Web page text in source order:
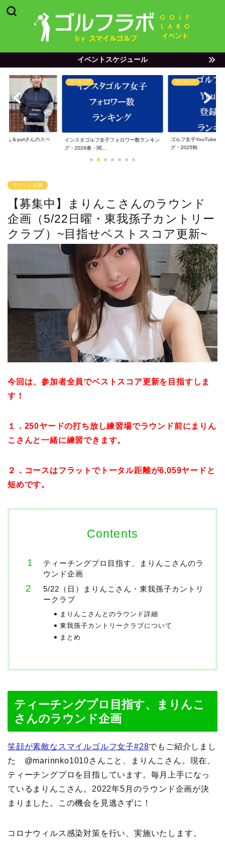
イベントスケジュール
ん＆yuriさんのスペ
ランキング
インスタゴルフ女子フォロワー数ランキン
グ・2026春・関...
ランキング
ゴルフ女子YouTube登
グ・2025秋
ラウンド企画
【募集中】まりんこさんのラウンド
企画（5/22日曜・東我孫子カントリー
クラブ）~目指せベストスコア更新~
今回は、参加者全員でベストスコア更新を目指すしま
す！
１．250ヤードの打ち放し練習場でラウンド前にまりん
こさんと一緒に練習できます。
２．コースはフラットでトータル距離が6,059ヤードと
短めです。
Contents
ティーチングプロ目指す、まりんこさんのラ
ウンド企画
5/22（日）まりんこさん・東我孫子カントリ
ークラブ
まりんこさんとのラウンド詳細
東我孫子カントリークラブについて
まとめ
ティーチングプロ目指す、まりんこ
さんのラウンド企画
笑顔が素敵なスマイルゴルフ女子#28でもご紹介しまし
た @marinnko1010さんこと、まりんこさん。現在、
ティーチングプロを目指しています。毎月上手になっ
ているまりんこさん。2022年5月のラウンド企画が決
まりました。この機会を見逃さずに！
コロナウィルス感染対策を行い、実施いたします。